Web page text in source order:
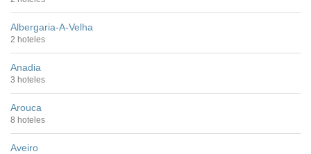
Albergaria-A-Velha
2 hoteles
Anadia
3 hoteles
Arouca
8 hoteles
Aveiro